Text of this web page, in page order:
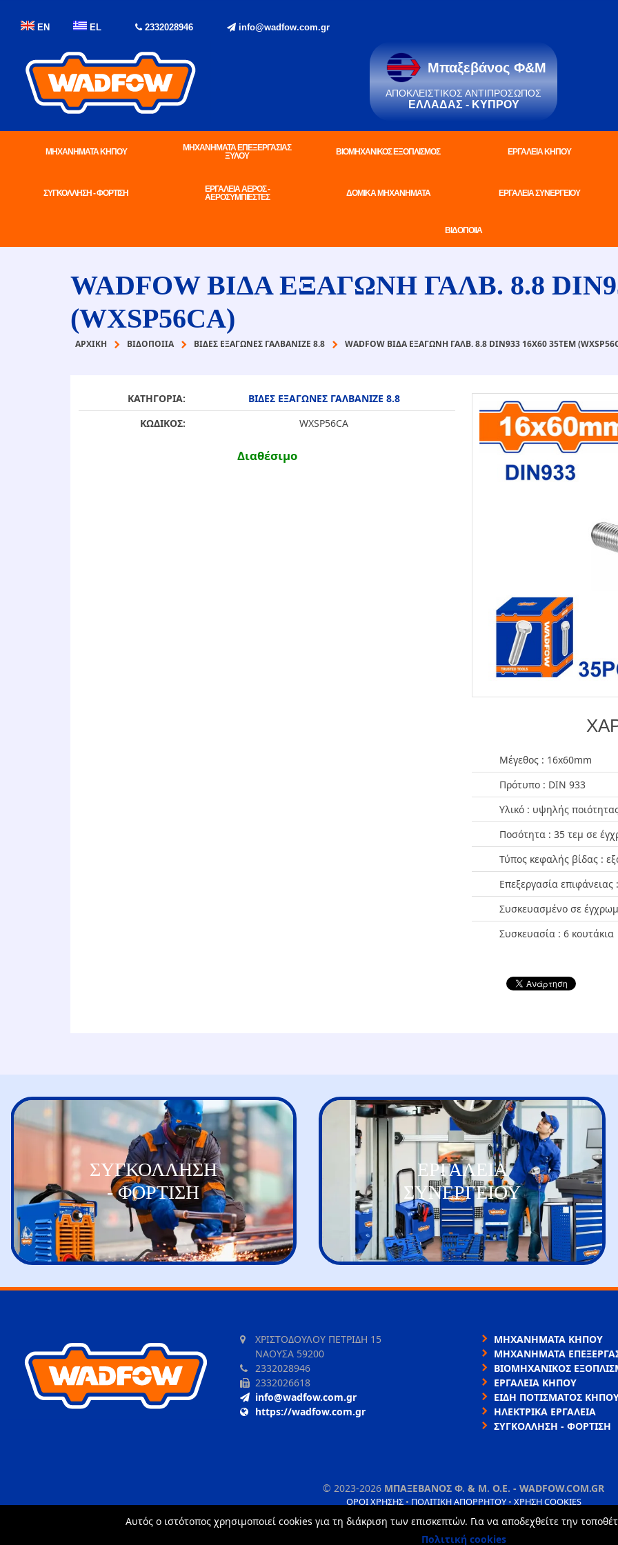
EN EL 2332028946 info@wadfow.com.gr
Μπαξεβάνος Φ&Μ
ΑΠΟΚΛΕΙΣΤΙΚΌΣ ΑΝΤΙΠΡΌΣΩΠΟΣ
ΕΛΛΆΔΑΣ - ΚΎΠΡΟΥ
ΜΗΧΑΝΗΜΑΤΑ ΚΗΠΟΥ
ΜΗΧΑΝΗΜΑΤΑ ΕΠΕΞΕΡΓΑΣΙΑΣ
ΞΥΛΟΥ
ΒΙΟΜΗΧΑΝΙΚΟΣ ΕΞΟΠΛΙΣΜΟΣ ΕΡΓΑΛΕΙΑ ΚΗΠΟΥ
ΣΥΓΚΟΛΛΗΣΗ - ΦΟΡΤΙΣΗ
ΕΡΓΑΛΕΙΑ ΑΕΡΟΣ -
ΑΕΡΟΣΥΜΠΙΕΣΤΕΣ
ΔΟΜΙΚΑ ΜΗΧΑΝΗΜΑΤΑ ΕΡΓΑΛΕΙΑ ΣΥΝΕΡΓΕΙΟΥ
ΒΙΔΟΠΟΙΙΑ
WADFOW ΒΙΔΑ ΕΞΑΓΩΝΗ ΓΑΛΒ. 8.8
(WXSP56CA)
ΑΡΧΙΚΉ ΒΙΔΟΠΟΙΙΑ ΒΙΔΕΣ ΕΞΑΓΩΝΕΣ ΓΑΛΒΑΝΙΖΕ 8.8 WADFOW ΒΙΔΑ ΕΞΑΓΩΝΗ ΓΑΛΒ. 8.8 DIN933 16X60 35TEM
ΚΑΤΗΓΟΡΙΑ:
ΒΙΔΕΣ ΕΞΑΓΩΝΕΣ ΓΑΛΒΑΝΙΖΕ 8.8
ΚΩΔΙΚΟΣ:
WXSP56CA
Διαθέσιμο
Μέγεθος : 16x60mm
Πρότυπο : DIN 933
Υλικό : υψηλής
Ποσότητα : 35 τεμ σε
Τύπος κεφαλής βίδας :
Επεξεργασία
Συσκευασμένο σε
Συσκευασία : 6 κουτάκια
ΣΥΓΚΟΛΛΗΣΗ
- ΦΟΡΤΙΣΗ
ΕΡΓΑΛΕΙΑ
ΣΥΝΕΡΓΕΙΟΥ
ΧΡΙΣΤΟΔΟΥΛΟΥ ΠΕΤΡΙΔΗ 15
ΝΑΟΥΣΑ 59200
2332028946
2332026618
info@wadfow.com.gr
https://wadfow.com.gr
ΜΗΧΑΝΗΜΑΤΑ ΚΗΠΟΥ
ΜΗΧΑΝΗΜΑΤΑ
ΒΙΟΜΗΧΑΝΙΚΟΣ
ΕΡΓΑΛΕΙΑ ΚΗΠΟΥ
ΕΙΔΗ ΠΟΤΙΣΜΑΤΟΣ
ΗΛΕΚΤΡΙΚΑ ΕΡΓΑΛΕΙΑ
ΣΥΓΚΟΛΛΗΣΗ - ΦΟΡΤΙΣΗ
© 2023-2026 ΜΠΑΞΕΒΑΝΟΣ Φ. & Μ. Ο.Ε. - WADFOW.COM.GR
ΌΡΟΙ ΧΡΉΣΗΣ• ΠΟΛΙΤΙΚΉ ΑΠΟΡΡΉΤΟΥ• ΧΡΉΣΗ COOKIES
Αυτός ο ιστότοπος χρησιμοποιεί cookies για τη διάκριση των επισκεπτών. Για να αποδεχθείτε την
Πολιτική cookies